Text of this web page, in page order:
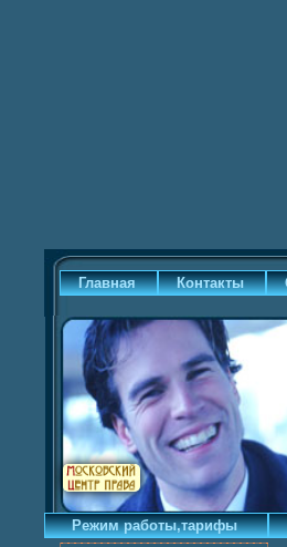
Главная Контакты
Режим работы,тарифы